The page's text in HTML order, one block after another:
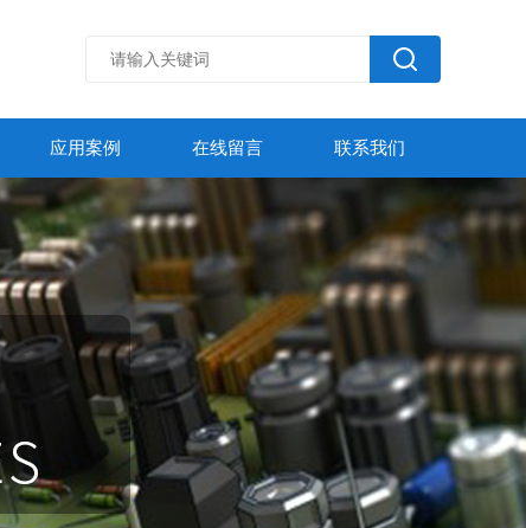
应用案例 在线留言 联系我们